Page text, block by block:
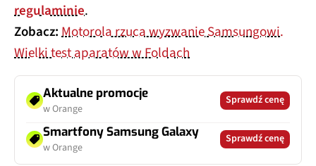
regulaminie.
Zobacz:Motorola rzuca wyzwanie Samsungowi.
Wielki test aparatów w Foldach
Aktualne promocje
w Orange
Sprawdź cenę
Smartfony Samsung Galaxy
w Orange
Sprawdź cenę